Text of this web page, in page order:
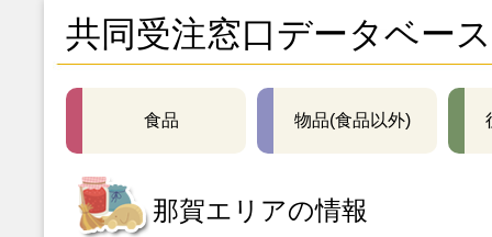
共同受注窓口データベース
食品 物品(食品以外)
那賀エリアの情報